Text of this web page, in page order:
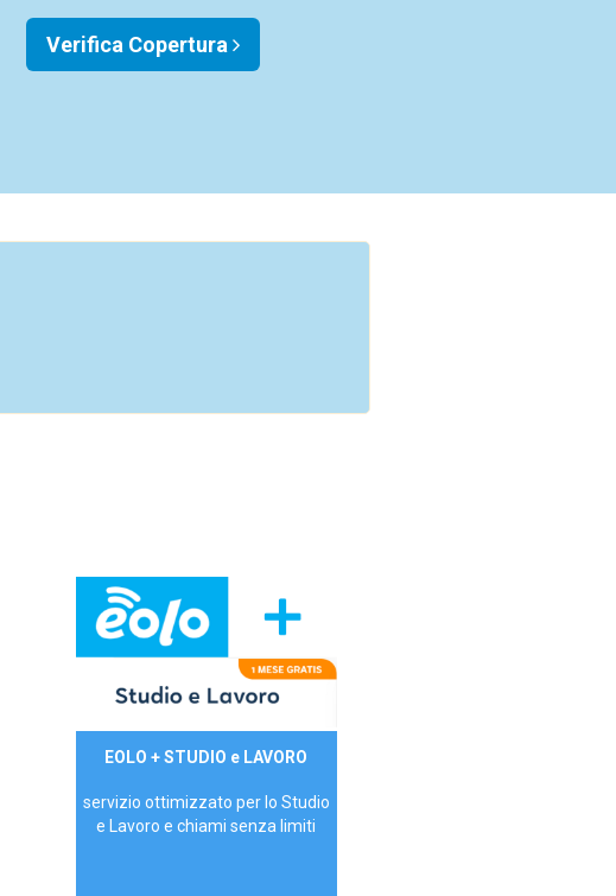
Verifica Copertura
29,90€/mese
EOLO + STUDIO e LAVORO
servizio ottimizzato per lo Studio
e Lavoro e chiami senza limiti